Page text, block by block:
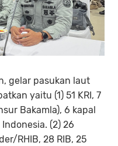
gelar pasukan laut
yaitu (1) 51 KRI, 7
Bakamla), 6 kapal
(2) 26
RHIB, 28 RIB, 25